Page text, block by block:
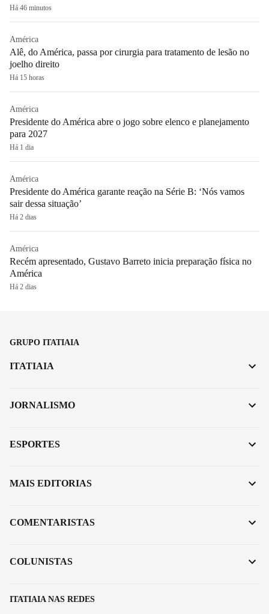
Há 46 minutos
América
Alê, do América, passa por cirurgia para tratamento de lesão no
joelho direito
Há 15 horas
América
Presidente do América abre o jogo sobre elenco e planejamento
para 2027
Há 1 dia
América
Presidente do América garante reação na Série B: ‘Nós vamos
sair dessa situação’
Há 2 dias
América
Recém apresentado, Gustavo Barreto inicia preparação física no
América
Há 2 dias
GRUPO ITATIAIA
ITATIAIA NAS REDES
ITATIAIA
JORNALISMO
ESPORTES
MAIS EDITORIAS
COMENTARISTAS
COLUNISTAS